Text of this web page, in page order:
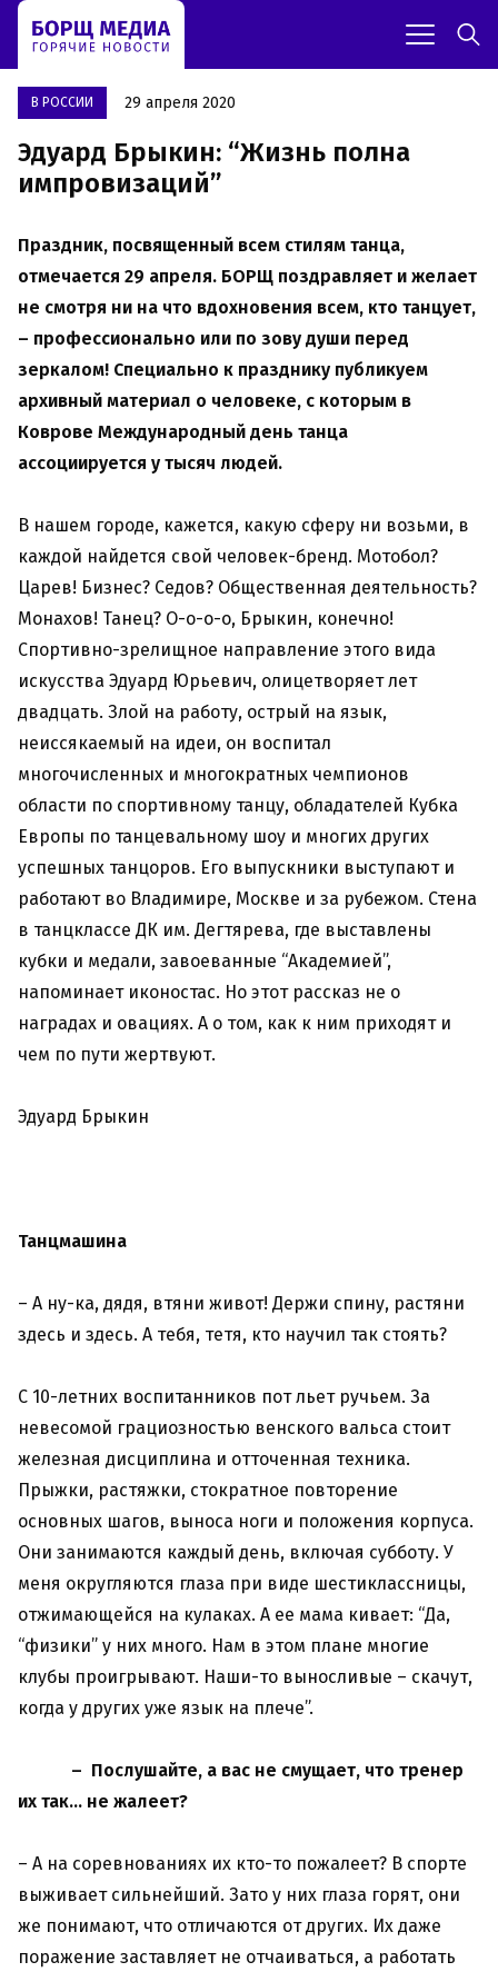
В РОССИИ 29 апреля 2020
Эдуард Брыкин: “Жизнь полна
импровизаций”
Праздник, посвященный всем стилям танца,
отмечается 29 апреля. БОРЩ поздравляет и желает
не смотря ни на что вдохновения всем, кто танцует,
– профессионально или по зову души перед
зеркалом! Специально к празднику публикуем
архивный материал о человеке, с которым в
Коврове Международный день танца
ассоциируется у тысяч людей.
В нашем городе, кажется, какую сферу ни возьми, в
каждой найдется свой человек-бренд. Мотобол?
Царев! Бизнес? Седов? Общественная деятельность?
Монахов! Танец? О-о-о-о, Брыкин, конечно!
Спортивно-зрелищное направление этого вида
искусства Эдуард Юрьевич, олицетворяет лет
двадцать. Злой на работу, острый на язык,
неиссякаемый на идеи, он воспитал
многочисленных и многократных чемпионов
области по спортивному танцу, обладателей Кубка
Европы по танцевальному шоу и многих других
успешных танцоров. Его выпускники выступают и
работают во Владимире, Москве и за рубежом. Стена
в танцклассе ДК им. Дегтярева, где выставлены
кубки и медали, завоеванные “Академией”,
напоминает иконостас. Но этот рассказ не о
наградах и овациях. А о том, как к ним приходят и
чем по пути жертвуют.
Эдуард Брыкин
Танцмашина
– А ну-ка, дядя, втяни живот! Держи спину, растяни
здесь и здесь. А тебя, тетя, кто научил так стоять?
С 10-летних воспитанников пот льет ручьем. За
невесомой грациозностью венского вальса стоит
железная дисциплина и отточенная техника.
Прыжки, растяжки, стократное повторение
основных шагов, выноса ноги и положения корпуса.
Они занимаются каждый день, включая субботу. У
меня округляются глаза при виде шестиклассницы,
отжимающейся на кулаках. А ее мама кивает: “Да,
“физики” у них много. Нам в этом плане многие
клубы проигрывают. Наши-то выносливые – скачут,
когда у других уже язык на плече”.
– Послушайте, а вас не смущает, что тренер
их так… не жалеет?
– А на соревнованиях их кто-то пожалеет? В спорте
выживает сильнейший. Зато у них глаза горят, они
же понимают, что отличаются от других. Их даже
поражение заставляет не отчаиваться, а работать